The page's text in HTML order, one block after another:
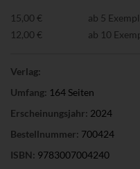
15,00 € ab 5
12,00 €
ab 10
Verlag:
Umfang: 164 Seiten
Erscheinungsjahr: 2024
Bestellnummer: 700424
ISBN: 9783007004240